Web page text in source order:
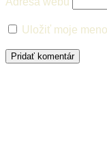
Uložiť moje